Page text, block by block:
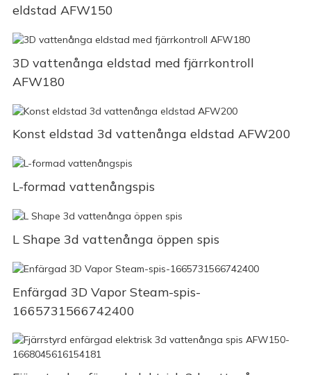
eldstad AFW150
3D vattenånga eldstad med fjärrkontroll
AFW180
Konst eldstad 3d vattenånga eldstad AFW200
L-formad vattenångspis
L Shape 3d vattenånga öppen spis
Enfärgad 3D Vapor Steam-spis-
1665731566742400